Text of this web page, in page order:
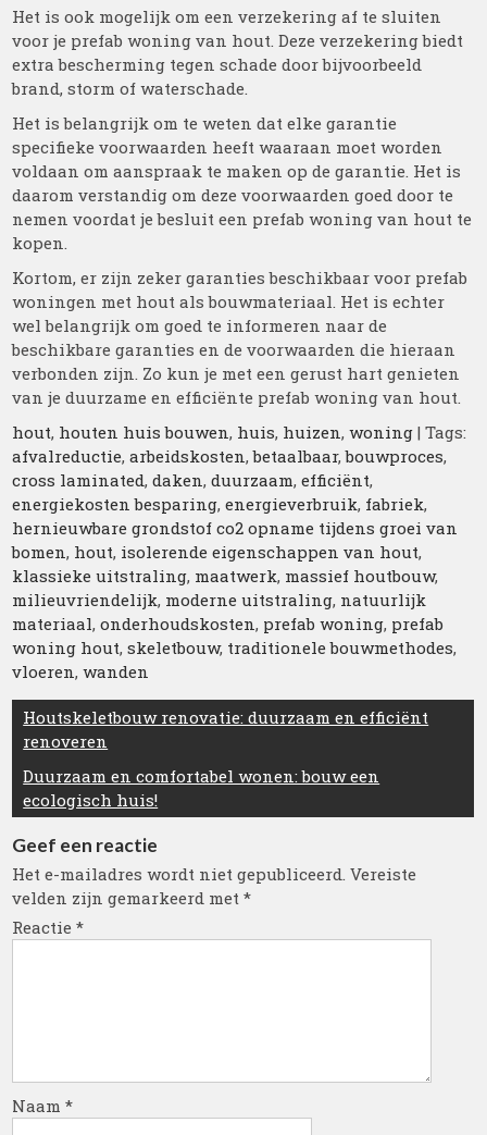
Het is ook mogelijk om een verzekering af te sluiten
voor je prefab woning van hout. Deze verzekering biedt
extra bescherming tegen schade door bijvoorbeeld
brand, storm of waterschade.
Het is belangrijk om te weten dat elke garantie
specifieke voorwaarden heeft waaraan moet worden
voldaan om aanspraak te maken op de garantie. Het is
daarom verstandig om deze voorwaarden goed door te
nemen voordat je besluit een prefab woning van hout te
kopen.
Kortom, er zijn zeker garanties beschikbaar voor prefab
woningen met hout als bouwmateriaal. Het is echter
wel belangrijk om goed te informeren naar de
beschikbare garanties en de voorwaarden die hieraan
verbonden zijn. Zo kun je met een gerust hart genieten
van je duurzame en efficiënte prefab woning van hout.
hout, houten huis bouwen, huis, huizen,woning | Tags:
afvalreductie,arbeidskosten,betaalbaar,bouwproces,
cross laminated,daken,duurzaam,efficiënt,
energiekosten besparing,energieverbruik, fabriek,
hernieuwbare grondstof co2 opname tijdens groei van
bomen, hout, isolerende eigenschappen van hout,
klassieke uitstraling, maatwerk, massief houtbouw,
milieuvriendelijk, moderne uitstraling, natuurlijk
materiaal,onderhoudskosten, prefab woning, prefab
woning hout,skeletbouw, traditionele bouwmethodes,
vloeren,wanden
Berichtnavigatie
Houtskeletbouw renovatie: duurzaam en efficiënt
renoveren
Duurzaam en comfortabel wonen: bouw een
ecologisch huis!
Geef een reactie
Het e-mailadres wordt niet gepubliceerd. Vereiste
velden zijn gemarkeerd met*
Reactie*
Naam*